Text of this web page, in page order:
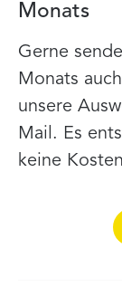
Monats
Gerne
Monats
unsere
Mail. Es
keine